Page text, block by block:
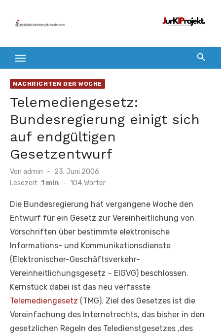
Inhalt
NACHRICHTEN DER WOCHE
Telemediengesetz:
Bundesregierung einigt sich
auf endgültigen
Gesetzentwurf
Von admin
Veröffentlicht
am
23. Juni 2006
Lesezeit: 1 min - 104 Wörter
Die Bundesregierung hat vergangene Woche den
Entwurf für ein Gesetz zur Vereinheitlichung von
Vorschriften über bestimmte elektronische
Informations- und Kommunikationsdienste
(Elektronischer-Geschäftsverkehr-
Vereinheitlichungsgesetz – ElGVG) beschlossen.
Kernstück dabei ist das neu verfasste
Telemediengesetz (TMG). Ziel des Gesetzes ist die
Vereinfachung des Internetrechts, das bisher in den
gesetzlichen Regeln des Teledienstgesetzes ,des